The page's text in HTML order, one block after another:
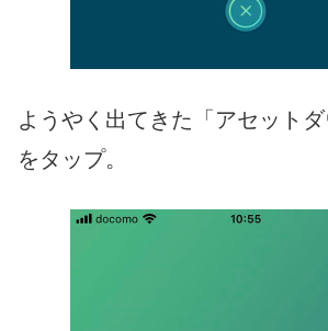
ようやく出てきた「アセットダ
をタップ。